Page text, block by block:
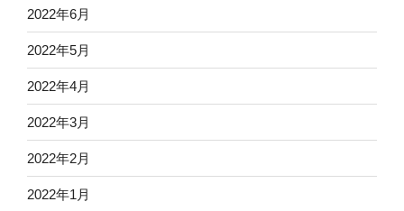
2022年6月
2022年5月
2022年4月
2022年3月
2022年2月
2022年1月